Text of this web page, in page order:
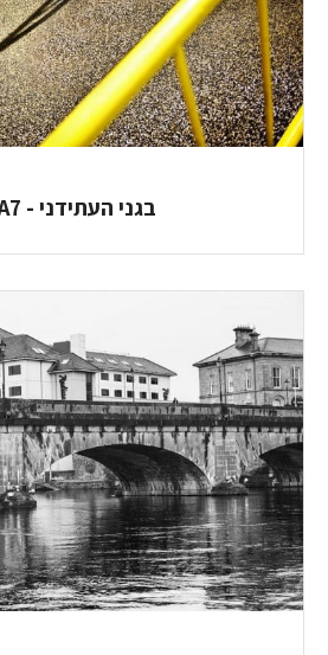
בגני העתידני - A&A7